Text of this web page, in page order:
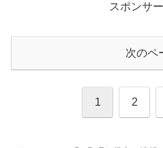
スポンサ
次のペ
1 2